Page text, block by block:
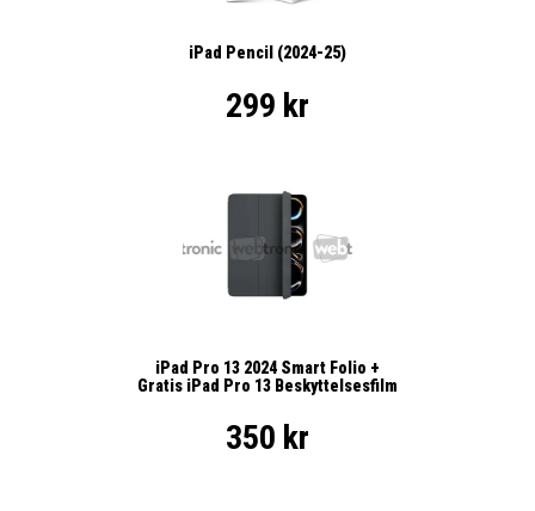
iPad Pencil (2024-25)
299 kr
iPad Pro 13 2024 Smart Folio +
Gratis iPad Pro 13 Beskyttelsesfilm
350 kr